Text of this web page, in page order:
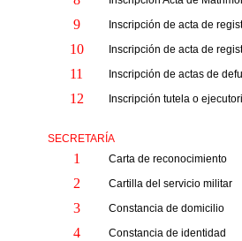
9 Inscripción de acta de
10 Inscripción de acta de
11 Inscripción de actas de
12 Inscripción tutela o
SECRETARÍA
1 Carta de reconocimiento
2 Cartilla del servicio militar
3 Constancia de domicilio
4 Constancia de identidad